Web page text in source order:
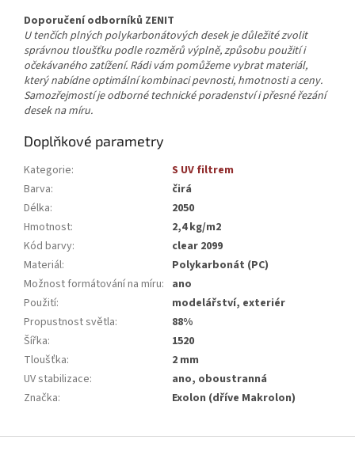
Doporučení odborníků ZENIT
U tenčích plných polykarbonátových desek je důležité zvolit
správnou tloušťku podle rozměrů výplně, způsobu použití i
očekávaného zatížení. Rádi vám pomůžeme vybrat materiál,
který nabídne optimální kombinaci pevnosti, hmotnosti a ceny.
Samozřejmostí je odborné technické poradenství i přesné řezání
desek na míru.
Doplňkové parametry
Kategorie:
S UV filtrem
Barva:
čirá
Délka:
2050
Hmotnost:
2,4 kg/m2
Kód barvy:
clear 2099
Materiál:
Polykarbonát (PC)
Možnost formátování na míru: ano
Použití:
modelářství, exteriér
Propustnost světla:
88%
Šířka:
1520
Tloušťka:
2 mm
UV stabilizace:
ano, oboustranná
Značka: Exolon (dříve Makrolon)